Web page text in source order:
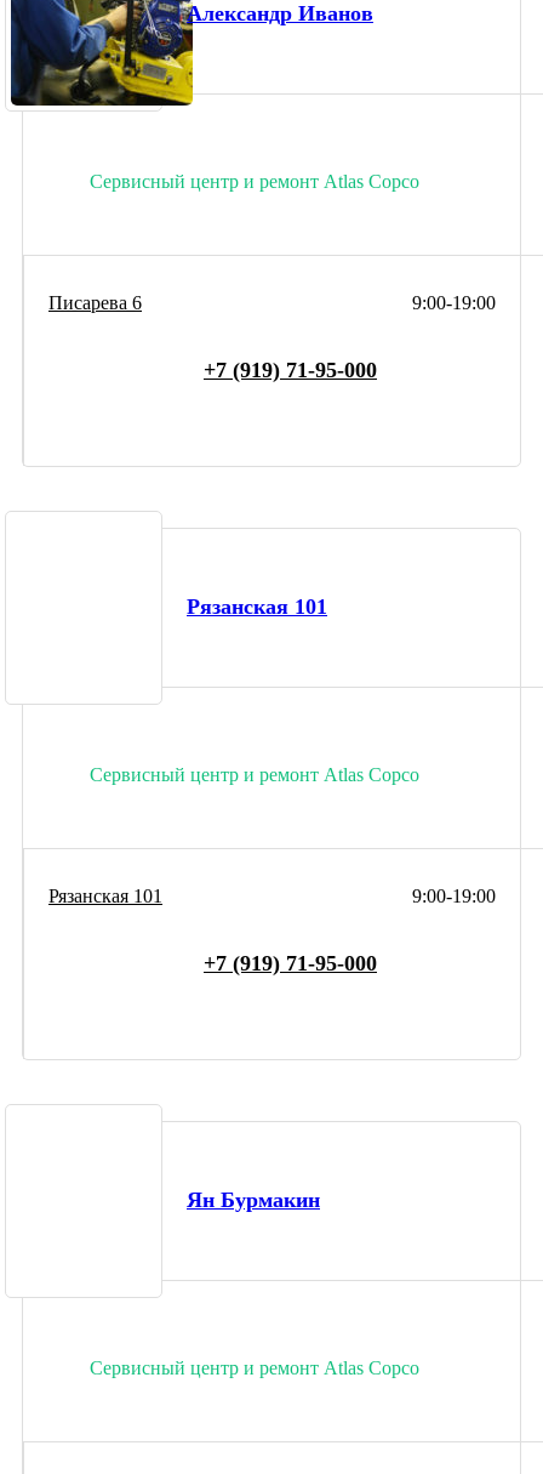
Александр Иванов
Сервисный центр и ремонт Atlas Copco
9:00-19:00
Писарева 6
+7 (919) 71-95-000
Рязанская 101
Сервисный центр и ремонт Atlas Copco
9:00-19:00
Рязанская 101
+7 (919) 71-95-000
Ян Бурмакин
Сервисный центр и ремонт Atlas Copco